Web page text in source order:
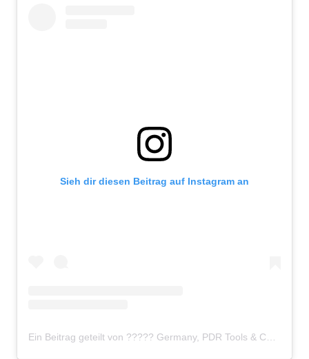
Sieh dir diesen Beitrag auf Instagram an